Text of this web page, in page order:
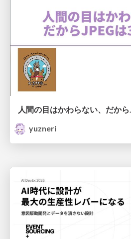
人間の目はかわらない、だか
yuzneri